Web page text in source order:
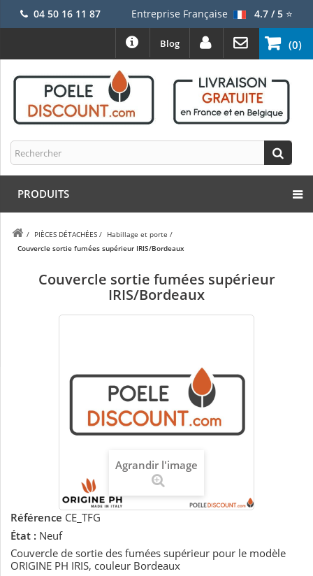
04 50 16 11 87 Entreprise Française 4.7 / 5⭐
(0)
Blog
PRODUITS
/ PIÈCES DÉTACHÉES / Habillage et porte /
Couvercle sortie fumées supérieur IRIS/Bordeaux
Couvercle sortie fumées supérieur
IRIS/Bordeaux
Agrandir l'image
Référence CE_TFG
État : Neuf
Couvercle de sortie des fumées supérieur pour le modèle
ORIGINE PH IRIS, couleur Bordeaux